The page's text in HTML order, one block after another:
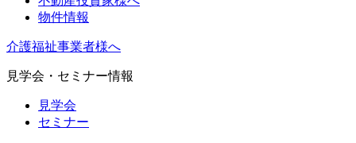
物件情報
介護福祉事業者様へ
見学会・セミナー情報
見学会
セミナー